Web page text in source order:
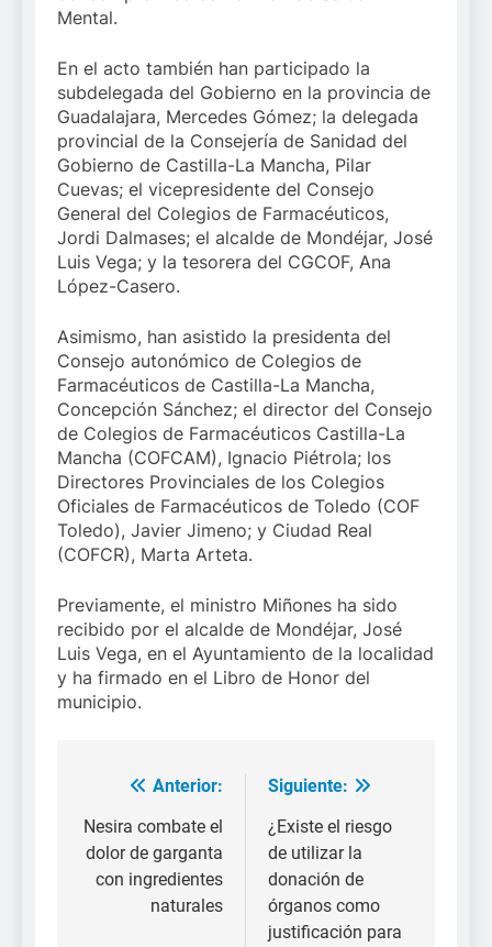
Mental.
En el acto también han participado la
subdelegada del Gobierno en la provincia de
Guadalajara, Mercedes Gómez; la delegada
provincial de la Consejería de Sanidad del
Gobierno de Castilla-La Mancha, Pilar
Cuevas; el vicepresidente del Consejo
General del Colegios de Farmacéuticos,
Jordi Dalmases; el alcalde de Mondéjar, José
Luis Vega; y la tesorera del CGCOF, Ana
López-Casero.
Asimismo, han asistido la presidenta del
Consejo autonómico de Colegios de
Farmacéuticos de Castilla-La Mancha,
Concepción Sánchez; el director del Consejo
de Colegios de Farmacéuticos Castilla-La
Mancha (COFCAM), Ignacio Piétrola; los
Directores Provinciales de los Colegios
Oficiales de Farmacéuticos de Toledo (COF
Toledo), Javier Jimeno; y Ciudad Real
(COFCR), Marta Arteta.
Previamente, el ministro Miñones ha sido
recibido por el alcalde de Mondéjar, José
Luis Vega, en el Ayuntamiento de la localidad
y ha firmado en el Libro de Honor del
municipio.
Navegación
de
entradas
Anterior:
Nesira combate el
dolor de garganta
con ingredientes
naturales
Siguiente:
¿Existe el riesgo
de utilizar la
donación de
órganos como
justificación para